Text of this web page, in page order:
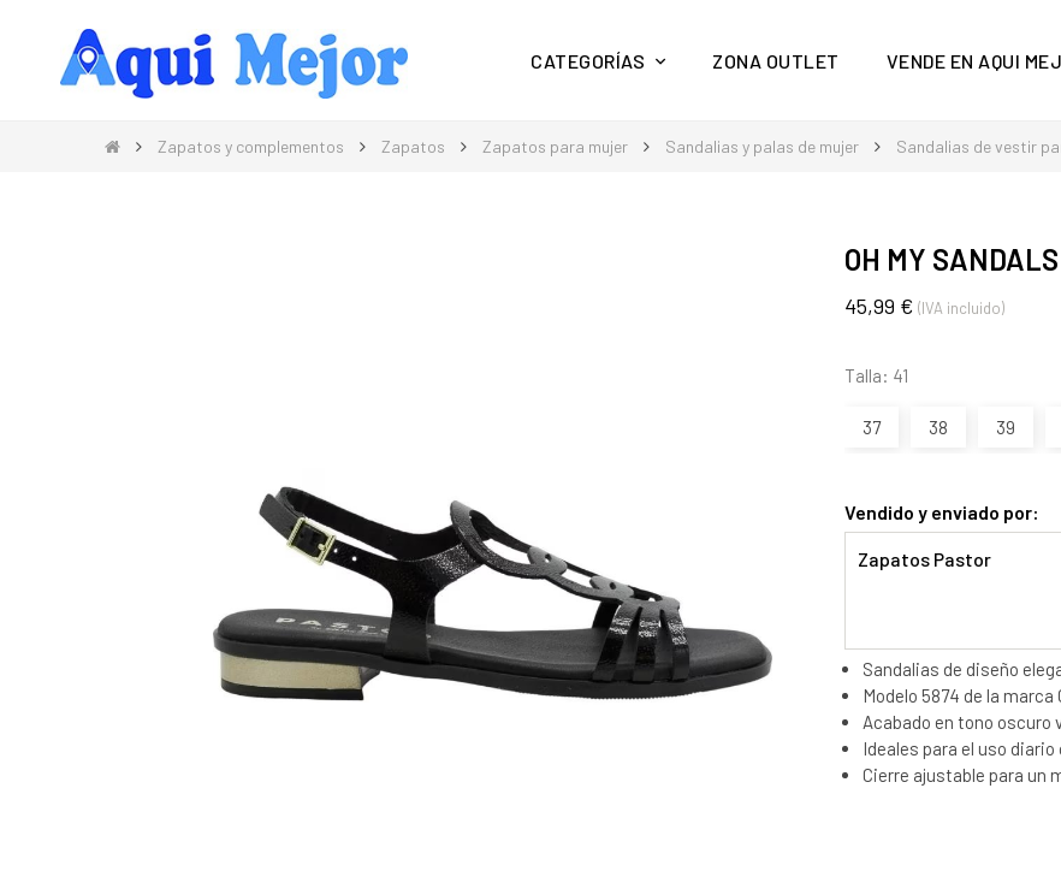
Compra Moda, Electrónica, Hogar y mucho más en Aquí Mejor
CATEGORÍAS ZONA OUTLET VENDE EN AQUI
Zapatos y complementos Zapatos Zapatos para mujer Sandalias y palas de mujer Sandalias de vestir
OH MY
45,99 € (IVA incluido)
Talla: 41
37 38 39
Vendido y enviado por:
Zapatos Pastor
Sandalias de diseño
Modelo 5874 de la marca
Acabado en tono oscuro
Ideales para el uso
Cierre ajustable para un